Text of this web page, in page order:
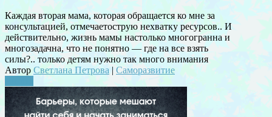
Каждая вторая мама, которая обращается ко мне за
консультацией, отмечаетострую нехватку ресурсов.. И
действительно, жизнь мамы настолько многогранна и
многозадачна, что не понятно — где на все взять
силы?.. только детям нужно так много внимания
Автор Светлана Петрова | Саморазвитие